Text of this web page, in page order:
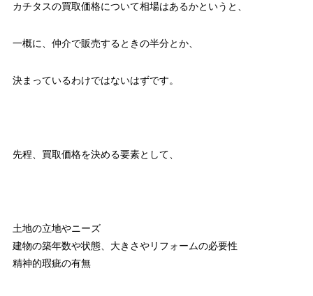
カチタスの買取価格について相場はあるかというと、
一概に、仲介で販売するときの半分とか、
決まっているわけではないはずです。
先程、買取価格を決める要素として、
土地の立地やニーズ
建物の築年数や状態、大きさやリフォームの必要性
精神的瑕疵の有無